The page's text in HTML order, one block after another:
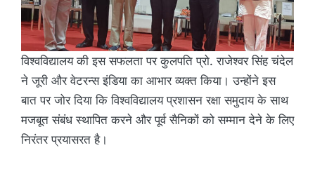
विश्वविद्यालय की इस सफलता पर कुलपति प्रो. राजेश्वर सिंह चंदेल
ने जूरी और वेटरन्स इंडिया का आभार व्यक्त किया। उन्होंने इस
बात पर जोर दिया कि विश्वविद्यालय प्रशासन रक्षा समुदाय के साथ
मजबूत संबंध स्थापित करने और पूर्व सैनिकों को सम्मान देने के लिए
निरंतर प्रयासरत है।